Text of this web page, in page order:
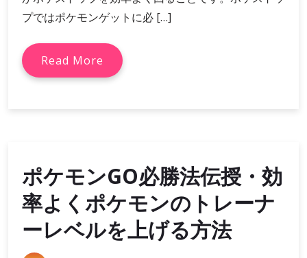
プではポケモンゲットに必 […]
Read More
ポケモンGO必勝法伝授・効
率よくポケモンのトレーナ
ーレベルを上げる方法